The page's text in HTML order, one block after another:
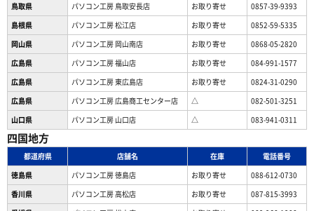
鳥取県
パソコン工房 鳥取安長店 お取り寄せ
0857-39-9393
島根県
パソコン工房 松江店 お取り寄せ
0852-59-5335
岡山県
パソコン工房 岡山南店 お取り寄せ
0868-05-2820
広島県
パソコン工房 福山店 お取り寄せ
084-991-1577
広島県
パソコン工房 東広島店 お取り寄せ
0824-31-0290
広島県
パソコン工房 広島商工センター店 △
082-501-3251
山口県
パソコン工房 山口店 △ 083-941-0311
四国地方
都道府県 店舗名 在庫
電話番号
徳島県
パソコン工房 徳島店 お取り寄せ
088-612-0730
香川県
パソコン工房 高松店 お取り寄せ
087-815-3993